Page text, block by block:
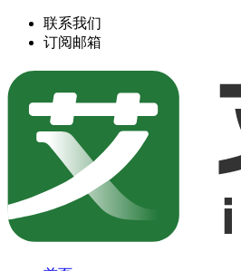
联系我们
订阅邮箱